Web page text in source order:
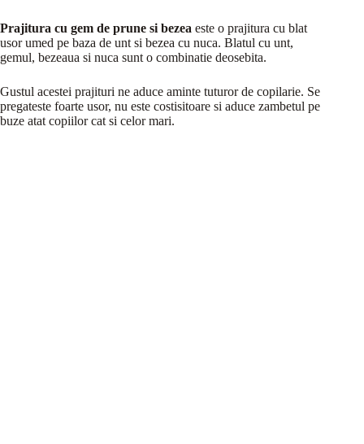
Prajitura cu gem de prune si bezea este o prajitura cu blat
usor umed pe baza de unt si bezea cu nuca. Blatul cu unt,
gemul, bezeaua si nuca sunt o combinatie deosebita.
Gustul acestei prajituri ne aduce aminte tuturor de copilarie. Se
pregateste foarte usor, nu este costisitoare si aduce zambetul pe
buze atat copiilor cat si celor mari.